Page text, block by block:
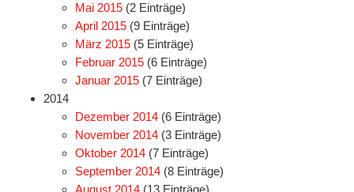
Mai 2015 (2 Einträge)
April 2015 (9 Einträge)
März 2015 (5 Einträge)
Februar 2015 (6 Einträge)
Januar 2015 (7 Einträge)
2014
Dezember 2014 (6 Einträge)
November 2014 (3 Einträge)
Oktober 2014 (7 Einträge)
September 2014 (8 Einträge)
August 2014 (13 Einträge)